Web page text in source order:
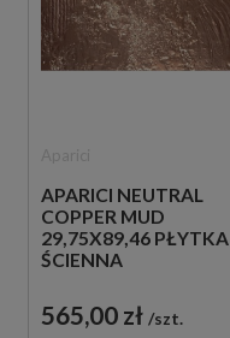
APARICI NEUTRAL
COPPER MUD
29,75X89,46 PŁYTKA
ŚCIENNA
565,00 zł szt.